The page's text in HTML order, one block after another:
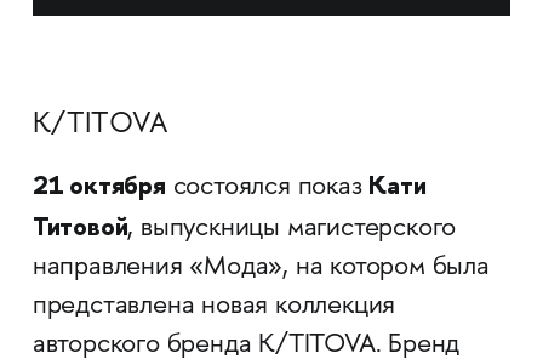
K/TITOVA
21 октября состоялся показ Кати
Титовой, выпускницы магистерского
направления «Мода», на котором была
представлена новая коллекция
авторского бренда K/TITOVA. Бренд